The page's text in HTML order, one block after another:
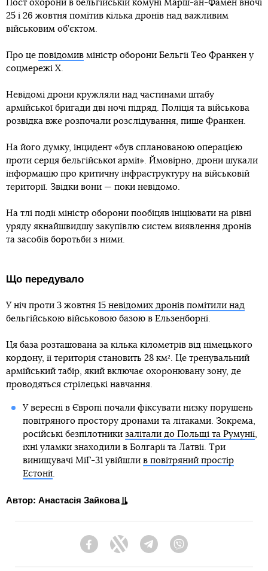
Пост охорони в бельгійській комуні Марш-ан-Фамен вночі
25 і 26 жовтня помітив кілька дронів над важливим
військовим об’єктом.
Про це повідомив міністр оборони Бельгії Тео Франкен у
соцмережі Х.
Невідомі дрони кружляли над частинами штабу
армійської бригади дві ночі підряд. Поліція та військова
розвідка вже розпочали розслідування, пише Франкен.
На його думку, інцидент «був спланованою операцією
проти серця бельгійської армії». Ймовірно, дрони шукали
інформацію про критичну інфраструктуру на військовій
території. Звідки вони — поки невідомо.
На тлі події міністр оборони пообіцяв ініціювати на рівні
уряду якнайшвидшу закупівлю систем виявлення дронів
та засобів боротьби з ними.
Що передувало
У ніч проти 3 жовтня 15 невідомих дронів помітили над
бельгійською військовою базою в Ельзенборні.
Ця база розташована за кілька кілометрів від німецького
кордону, її територія становить 28 км². Це тренувальний
армійський табір, який включає охоронювану зону, де
проводяться стрілецькі навчання.
У вересні в Європі почали фіксувати низку порушень
повітряного простору дронами та літаками. Зокрема,
російські безпілотники залітали до Польщі та Румунії,
їхні уламки знаходили в Болгарії та Латвії. Три
винищувачі МіГ-31 увійшли в повітряний простір
Естонії.
Автор: Анастасія Зайкова
FacebookTwitter Telegram